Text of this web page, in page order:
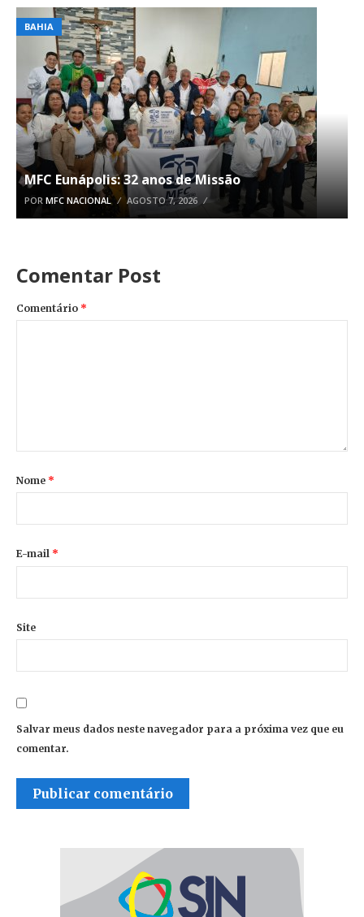
BAHIA
MFC Eunápolis: 32 anos de Missão
POR MFC NACIONAL AGOSTO 7, 2026
Comentar Post
Comentário *
Nome *
E-mail *
Site
Salvar meus dados neste navegador para a próxima vez que eu
comentar.